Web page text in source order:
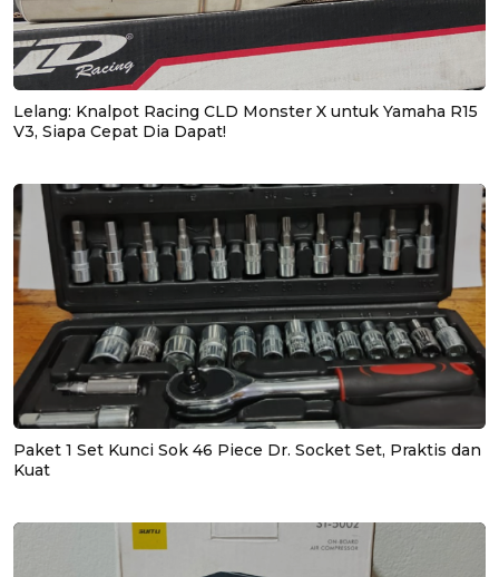
Lelang: Knalpot Racing CLD Monster X untuk Yamaha R15
V3, Siapa Cepat Dia Dapat!
Paket 1 Set Kunci Sok 46 Piece Dr. Socket Set, Praktis dan
Kuat